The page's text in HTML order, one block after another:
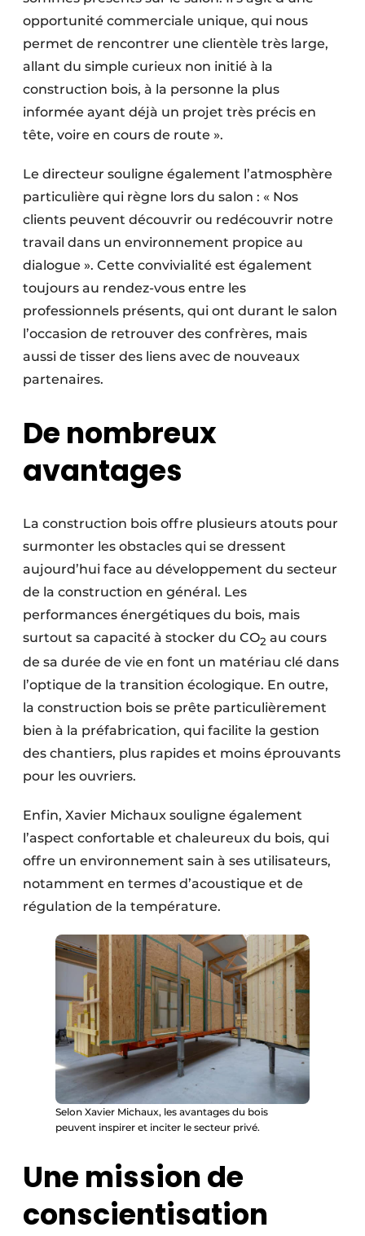
opportunité commerciale unique, qui nous
permet de rencontrer une clientèle très large,
allant du simple curieux non initié à la
construction bois, à la personne la plus
informée ayant déjà un projet très précis en
tête, voire en cours de route ».
Le directeur souligne également l’atmo­sphère
particulière qui règne lors du salon : « Nos
clients peuvent découvrir ou redécouvrir notre
travail dans un environnement propice au
dialogue ». Cette convivialité est également
toujours au rendez-vous entre les
professionnels présents, qui ont durant le salon
l’occasion de retrouver des confrères, mais
aussi de tisser des liens avec de nouveaux
partenaires.
De nombreux
avantages
La construction bois offre plusieurs atouts pour
surmonter les obstacles qui se dressent
aujourd’hui face au développement du secteur
de la construction en général. Les
performances énergétiques du bois, mais
surtout sa capacité à stocker du CO2 au cours
de sa durée de vie en font un matériau clé dans
l’optique de la transition écologique. En outre,
la construction bois se prête particulièrement
bien à la préfabrication, qui facilite la gestion
des chantiers, plus rapides et moins éprouvants
pour les ouvriers.
Enfin, Xavier Michaux souligne également
l’aspect confor­table et chaleureux du bois, qui
offre un environnement sain à ses utilisateurs,
notamment en termes d’acoustique et de
régulation de la température.
Selon Xavier Michaux, les avantages du bois
peuvent inspirer et inciter le secteur privé.
Une mission de
conscientisation